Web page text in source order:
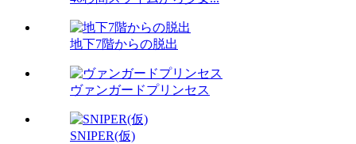
地下7階からの脱出
ヴァンガードプリンセス
SNIPER(仮)